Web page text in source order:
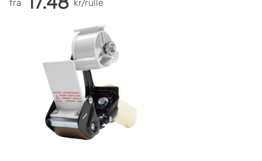
dispensere.
lukning af lette og middeltunge
Pakketape med bærer af PP-film
kendetegnes af:
let til medium afrulning
høj elasticitet
UV-bestandig udendørs
blank på overfladen
mest miljøvenlige folie.
fra kr/rulle